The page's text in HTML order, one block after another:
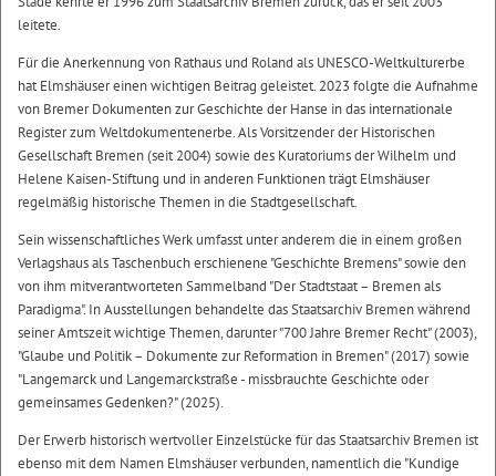
leitete.
Für die Anerkennung von Rathaus und Roland als UNESCO-Weltkulturerbe
hat Elmshäuser einen wichtigen Beitrag geleistet. 2023 folgte die Aufnahme
von Bremer Dokumenten zur Geschichte der Hanse in das internationale
Register zum Weltdokumentenerbe. Als Vorsitzender der Historischen
Gesellschaft Bremen (seit 2004) sowie des Kuratoriums der Wilhelm und
Helene Kaisen-Stiftung und in anderen Funktionen trägt Elmshäuser
regelmäßig historische Themen in die Stadtgesellschaft.
Sein wissenschaftliches Werk umfasst unter anderem die in einem großen
Verlagshaus als Taschenbuch erschienene "Geschichte Bremens" sowie den
von ihm mitverantworteten Sammelband "Der Stadtstaat – Bremen als
Paradigma". In Ausstellungen behandelte das Staatsarchiv Bremen während
seiner Amtszeit wichtige Themen, darunter "700 Jahre Bremer Recht" (2003),
"Glaube und Politik – Dokumente zur Reformation in Bremen" (2017) sowie
"Langemarck und Langemarckstraße - missbrauchte Geschichte oder
gemeinsames Gedenken?" (2025).
Der Erwerb historisch wertvoller Einzelstücke für das Staatsarchiv Bremen ist
ebenso mit dem Namen Elmshäuser verbunden, namentlich die "Kundige